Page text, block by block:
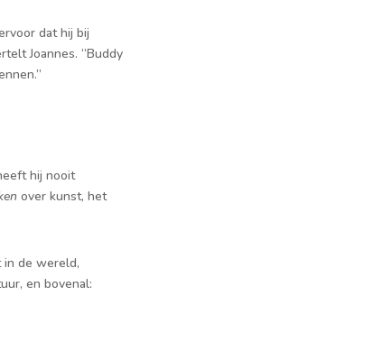
dat hij bij
Joannes. “Buddy
hij nooit
over kunst, het
in de wereld,
en bovenal: